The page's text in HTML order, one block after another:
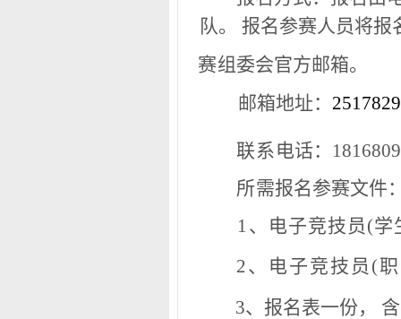
队。 报名参赛人员将报
赛组委会官方邮箱。
邮箱地址：
联系电话：
所需报名参赛文件
1 、 电子竞技员(
2、电子竞技员(
3、报名表一份，